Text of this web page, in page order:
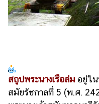
สถูปพระนางเรือล่ม อยู่ใ
สมัยรัชกาลที่ 5 (พ.ศ.